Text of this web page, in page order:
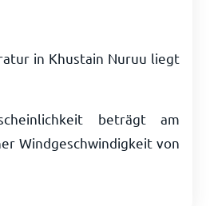
in Khustain Nuruu liegt
beträgt am
Windgeschwindigkeit von